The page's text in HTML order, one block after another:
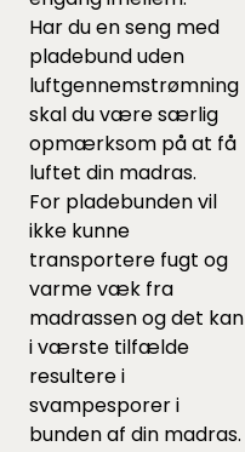
Har du en seng med
pladebund uden
luftgennemstrømning
skal du være særlig
opmærksom på at få
luftet din madras.
For pladebunden vil
ikke kunne
transportere fugt og
varme væk fra
madrassen og det kan
i værste tilfælde
resultere i
svampesporer i
bunden af din madras.